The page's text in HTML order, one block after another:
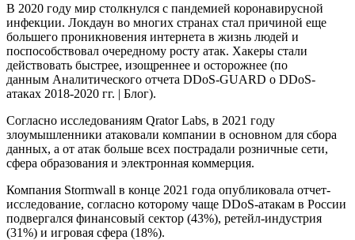
В 2020 году мир столкнулся с пандемией коронавирусной
инфекции. Локдаун во многих странах стал причиной еще
большего проникновения интернета в жизнь людей и
поспособствовал очередному росту атак. Хакеры стали
действовать быстрее, изощреннее и осторожнее (по
данным Аналитического отчета DDoS-GUARD о DDoS-
атаках 2018-2020 гг. | Блог).
Согласно исследованиям Qrator Labs, в 2021 году
злоумышленники атаковали компании в основном для сбора
данных, а от атак больше всех пострадали розничные сети,
сфера образования и электронная коммерция.
Компания Stormwall в конце 2021 года опубликовала отчет-
исследование, согласно которому чаще DDoS-атакам в России
подвергался финансовый сектор (43%), ретейл-индустрия
(31%) и игровая сфера (18%).